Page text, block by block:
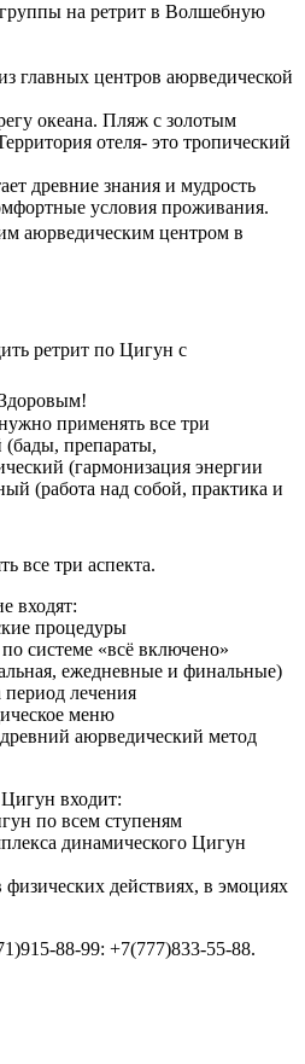
на ретрит в Волшебную
главных центров аюрведической
океана. Пляж с золотым
отеля- это тропический
древние знания и мудрость
условия проживания.
аюрведическим центром в
ретрит по Цигун с
применять все три
препараты,
(гармонизация энергии
(работа над собой, практика и
все три аспекта.
входят:
процедуры
системе «всё включено»
ежедневные и финальные)
период лечения
меню
аюрведический метод
входит:
по всем ступеням
динамического Цигун
действиях, в эмоциях
88-99: +7(777)833-55-88.